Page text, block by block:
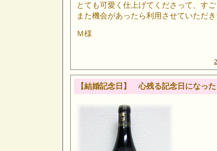
とても可愛く仕上げてくださって、す
また機会があったら利用させていただ
Ｍ様
【結婚記念日】 心残る記念日になっ